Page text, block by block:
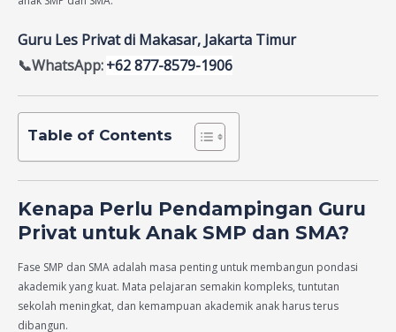
Guru Les Privat di Makasar, Jakarta Timur
📞WhatsApp:+62 877-8579-1906
Table of Contents
Kenapa Perlu Pendampingan Guru
Privat untuk Anak SMP dan SMA?
Fase SMP dan SMA adalah masa penting untuk membangun pondasi
akademik yang kuat. Mata pelajaran semakin kompleks, tuntutan
sekolah meningkat, dan kemampuan akademik anak harus terus
dibangun.